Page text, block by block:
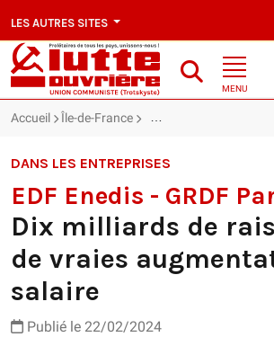
LES AUTRES SITES
MENU
Accueil Île-de-France EDF Enedis - GRDF
DANS LES ENTREPRISES
EDF Enedis - GRDF
Dix milliards de
de vraies
salaire
Publié le 22/02/2024